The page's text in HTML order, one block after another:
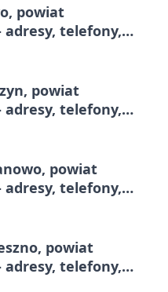
powiat
telefony,
powiat
telefony,
powiat
telefony,
powiat
telefony,